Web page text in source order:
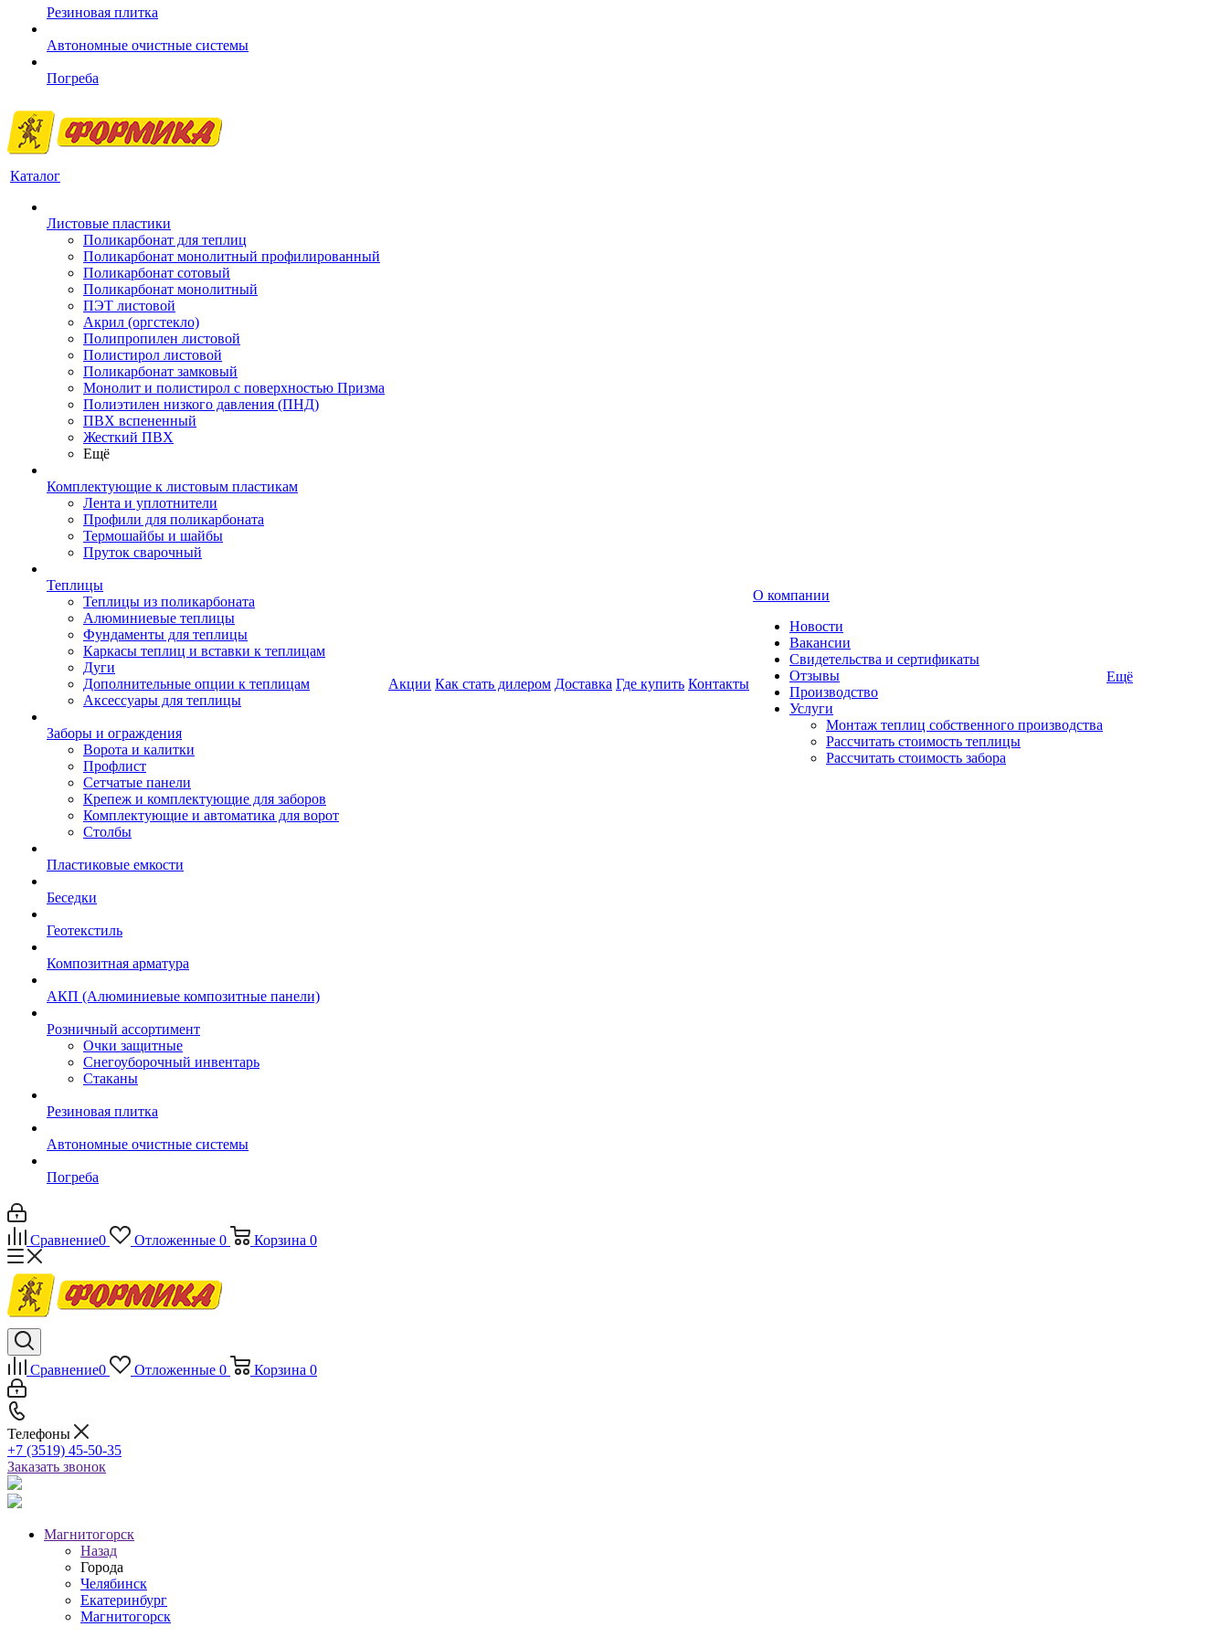
Резиновая плитка
Автономные очистные системы
Погреба
Каталог
Листовые пластики
Поликарбонат для теплиц
Поликарбонат монолитный профилированный
Поликарбонат сотовый
Поликарбонат монолитный
ПЭТ листовой
Акрил (оргстекло)
Полипропилен листовой
Полистирол листовой
Поликарбонат замковый
Монолит и полистирол с поверхностью Призма
Полиэтилен низкого давления (ПНД)
ПВХ вспененный
Жесткий ПВХ
Ещё
Комплектующие к листовым пластикам
Лента и уплотнители
Профили для поликарбоната
Термошайбы и шайбы
Пруток сварочный
Теплицы
Теплицы из поликарбоната
Алюминиевые теплицы
Фундаменты для теплицы
Каркасы теплиц и вставки к теплицам
Дуги
Дополнительные опции к теплицам
Аксессуары для теплицы
Заборы и ограждения
Ворота и калитки
Профлист
Сетчатые панели
Крепеж и комплектующие для заборов
Комплектующие и автоматика для ворот
Столбы
Пластиковые емкости
Беседки
Геотекстиль
Композитная арматура
АКП (Алюминиевые композитные панели)
Розничный ассортимент
Очки защитные
Снегоуборочный инвентарь
Стаканы
Резиновая плитка
Автономные очистные системы
Погреба
Акции Как стать дилером Доставка Где купить Контакты
О компании
Новости
Вакансии
Свидетельства и сертификаты
Отзывы
Производство
Услуги
Монтаж теплиц собственного производства
Рассчитать стоимость теплицы
Рассчитать стоимость забора
Ещё
Сравнение0 Отложенные 0 Корзина 0
Сравнение0 Отложенные 0 Корзина 0
Телефоны
+7 (3519) 45-50-35
Заказать звонок
Магнитогорск
Назад
Города
Челябинск
Екатеринбург
Магнитогорск